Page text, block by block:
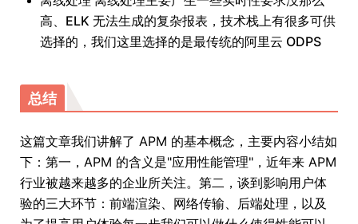
高、ELK 无法生成的复杂报表，技术栈上有很多可供
选择的，我们这里选择的是最传统的阿里云 ODPS
总结
这篇文章我们讲解了 APM 的基本概念，主要内容小结如
下：第一，APM 的含义是"应用性能管理"，近年来 APM
行业被越来越多的企业所关注。第二，谈到影响用户体
验的三大环节：前端渲染、网络传输、后端处理，以及